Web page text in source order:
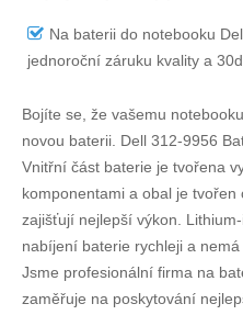
Na baterii do notebooku
jednoroční záruku kvality a
Bojíte se, že vašemu
novou baterii. Dell 312-9956
Vnitřní část baterie je tvořena
komponentami a obal je tvořen
zajišťují nejlepší výkon.
nabíjení baterie rychleji a
Jsme profesionální firma na
zaměřuje na poskytování